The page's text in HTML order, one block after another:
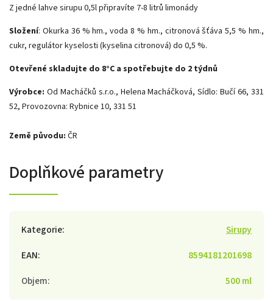
Z jedné lahve sirupu 0,5l připravíte 7-8 litrů limonády
Složení: Okurka 36 % hm., voda 8 % hm., citronová šťáva 5,5 % hm.,
cukr, regulátor kyselosti (kyselina citronová) do 0,5 %.
Otevřené skladujte do 8°C a spotřebujte do 2 týdnů
Výrobce: Od Macháčků s.r.o., Helena Macháčková,Sídlo: Bučí 66, 331
52, Provozovna: Rybnice 10, 331 51
Země původu: ČR
Doplňkové parametry
Kategorie:
Sirupy
EAN:
8594181201698
Objem: 500 ml